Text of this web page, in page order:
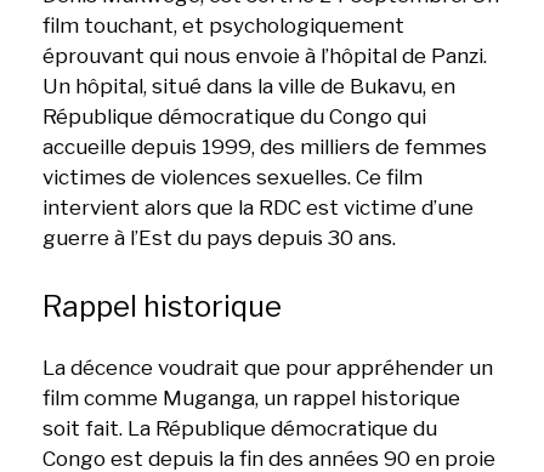
film touchant, et psychologiquement
éprouvant qui nous envoie à l’hôpital de Panzi.
Un hôpital, situé dans la ville de Bukavu, en
République démocratique du Congo qui
accueille depuis 1999, des milliers de femmes
victimes de violences sexuelles. Ce film
intervient alors que la RDC est victime d’une
guerre à l’Est du pays depuis 30 ans.
Rappel historique
La décence voudrait que pour appréhender un
film comme Muganga, un rappel historique
soit fait. La République démocratique du
Congo est depuis la fin des années 90 en proie